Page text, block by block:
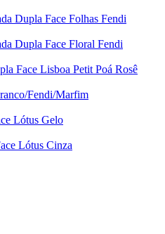
Dupla Face Folhas Fendi
Dupla Face Floral Fendi
Face Lisboa Petit Poá Rosê
Fendi/Marfim
Lótus Gelo
Lótus Cinza